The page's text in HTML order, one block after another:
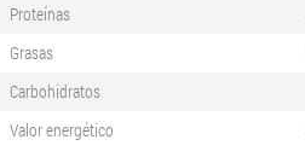
Proteínas
Grasas
Carbohidratos
Valor energético